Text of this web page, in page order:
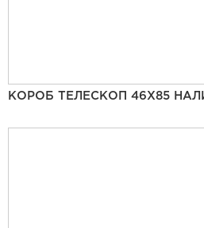
КОРОБ ТЕЛЕСКОП 46Х85